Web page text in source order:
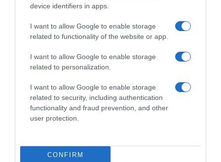
device identifiers in apps.
I want to allow Google to enable storage
related to functionality of the website or app.
I want to allow Google to enable storage
related to personalization.
I want to allow Google to enable storage
related to security, including authentication
functionality and fraud prevention, and other
user protection.
CONFIRM